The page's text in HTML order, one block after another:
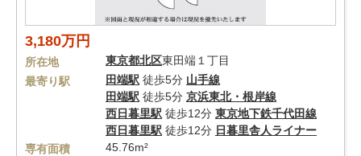
3,180万円
所在地 東京都北区東田端１丁目
最寄り駅
田端駅 徒歩5分 山手線
田端駅 徒歩5分 京浜東北・根岸線
西日暮里駅 徒歩12分 東京地下鉄千代田線
西日暮里駅 徒歩12分 日暮里舎人ライナー
専有面積
45.76m²